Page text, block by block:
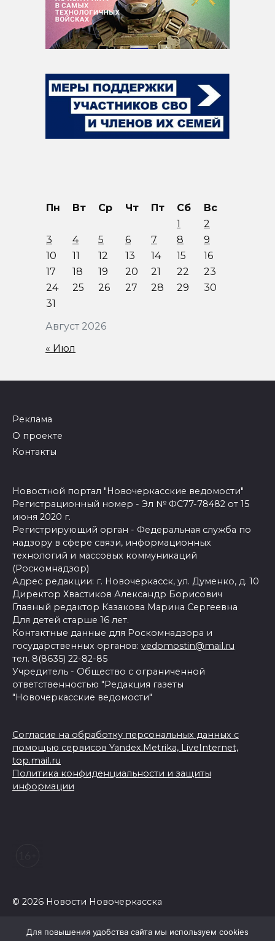
Август 2026
Пн Вт Ср Чт Пт Сб
Вс
1
2
3
4 5 6 7 8
9
10
11 12 13 14 15
16
17
18 19 20 21 22
23
24
25 26 27 28 29
30
31
« Июл
Реклама
О проекте
Контакты
Новостной портал "Новочеркасские ведомости"
Регистрационный номер - Эл № ФС77-78482 от 15
июня 2020 г.
Регистрирующий орган - Федеральная служба по
надзору в сфере связи, информационных
технологий и массовых коммуникаций
(Роскомнадзор)
Адрес редакции: г. Новочеркасск, ул. Думенко, д. 10
Директор Хвастиков Александр Борисович
Главный редактор Казакова Марина Сергеевна
Для детей старше 16 лет.
Контактные данные для Роскомнадзора и
государственных органов: vedomostin@mail.ru
тел. 8(8635) 22-82-85
Учредитель - Общество с ограниченной
ответственностью "Редакция газеты
"Новочеркасские ведомости"
Согласие на обработку персональных данных с
помощью сервисов Yandex.Metrika, LiveInternet,
top.mail.ru
Политика конфиденциальности и защиты
информации
© 2026 Новости Новочеркасска
Для повышения удобства сайта мы используем cookies